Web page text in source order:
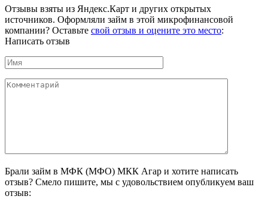
Отзывы взяты из Яндекс.Карт и других открытых
источников. Оформляли займ в этой микрофинансовой
компании? Оставьте свой отзыв и оцените это место:
Написать отзыв
Брали займ в МФК (МФО) МКК Агар и хотите написать
отзыв? Смело пишите, мы с удовольствием опубликуем ваш
отзыв: